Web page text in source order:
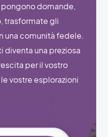
domande,
trasformate gli
una comunità fedele.
diventa una preziosa
per il vostro
vostre esplorazioni